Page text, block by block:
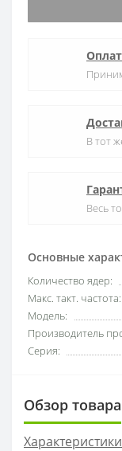
Основные
Количество ядер:
Макс. такт. частота:
Модель:
Производитель
Серия:
В тот
Весь
Обзор товара
Характеристики